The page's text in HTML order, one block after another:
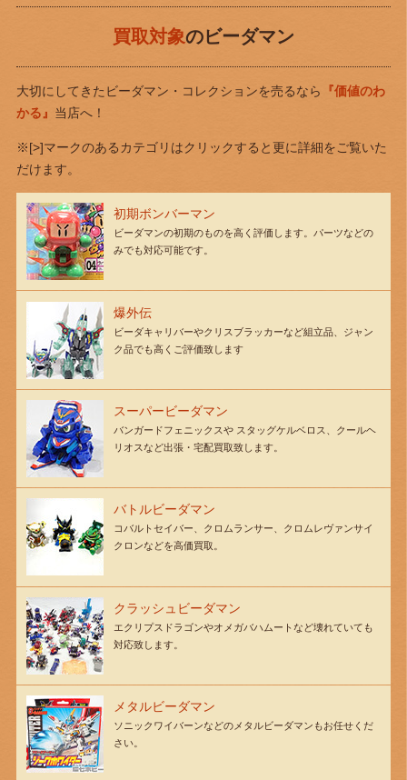
買取対象のビーダマン
大切にしてきたビーダマン・コレクションを売るなら
『価値のわ
かる』 当店へ！
※[>]マークのあるカテゴリはクリックすると更に詳細をご覧いた
だけます。
初期ボンバーマン
ビーダマンの初期のものを高く評価します。パーツなどの
みでも対応可能です。
爆外伝
ビーダキャリバーやクリスブラッカーなど組立品、ジャン
ク品でも高くご評価致します
スーパービーダマン
バンガードフェニックスや スタッグケルベロス、クールヘ
リオスなど出張・宅配買取致します。
バトルビーダマン
コバルトセイバー、クロムランサー、クロムレヴァンサイ
クロンなどを高価買取。
クラッシュビーダマン
エクリプスドラゴンやオメガバハムートなど壊れていても
対応致します。
メタルビーダマン
ソニックワイバーンなどのメタルビーダマンもお任せくだ
さい。